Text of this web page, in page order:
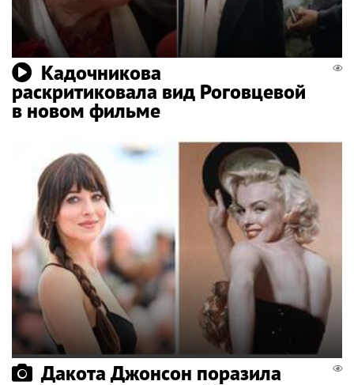
Кадочникова
раскритиковала вид Роговцевой
в новом фильме
Дакота Джонсон поразила